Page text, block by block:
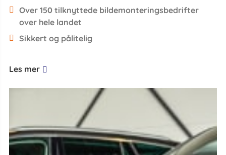
Over 150 tilknyttede bildemonteringsbedrifter
over hele landet
Sikkert og pålitelig
Les mer